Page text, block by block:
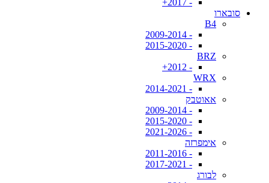
- 2017+
סובארו
B4
- 2009-2014
- 2015-2020
BRZ
- 2012+
WRX
- 2014-2021
אאוטבק
- 2009-2014
- 2015-2020
- 2021-2026
אימפרזה
- 2011-2016
- 2017-2021
לבורג